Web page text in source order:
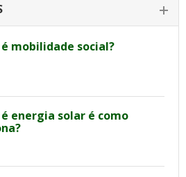
é mobilidade social?
é energia solar é como